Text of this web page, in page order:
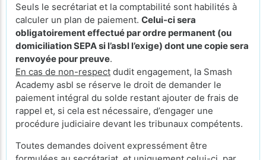
Seuls le secrétariat et la comptabilité sont habilités à
calculer un plan de paiement. Celui-ci sera
obligatoirement effectué par ordre permanent (ou
domiciliation SEPA si l’asbl l’exige) dont une copie sera
renvoyée pour preuve.
En cas de non-respect dudit engagement, la Smash
Academy asbl se réserve le droit de demander le
paiement intégral du solde restant ajouter de frais de
rappel et, si cela est nécessaire, d’engager une
procédure judiciaire devant les tribunaux compétents.
Toutes demandes doivent expressément être